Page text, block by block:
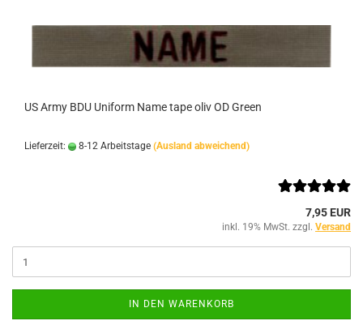
US Army BDU Uniform Name tape oliv OD Green
Lieferzeit: 8-12 Arbeitstage (Ausland abweichend)
7,95 EUR
inkl. 19% MwSt. zzgl. Versand
IN DEN WARENKORB